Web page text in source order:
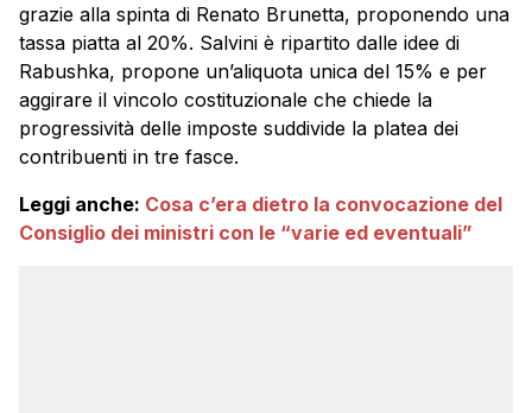
grazie alla spinta di Renato Brunetta, proponendo una
tassa piatta al 20%. Salvini è ripartito dalle idee di
Rabushka, propone un’aliquota unica del 15% e per
aggirare il vincolo costituzionale che chiede la
progressività delle imposte suddivide la platea dei
contribuenti in tre fasce.
Leggi anche: Cosa c’era dietro la convocazione del
Consiglio dei ministri con le “varie ed eventuali”